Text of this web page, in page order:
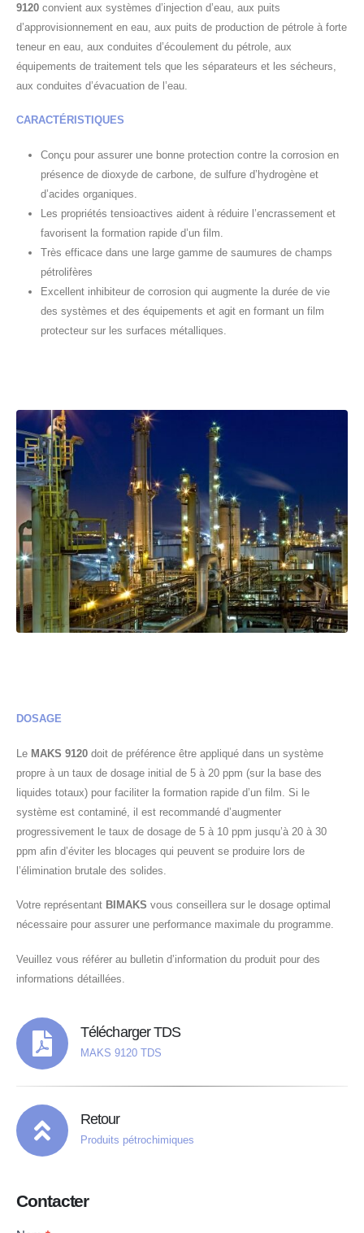
9120 convient aux systèmes d’injection d’eau, aux puits
d’approvisionnement en eau, aux puits de production de pétrole à forte
teneur en eau, aux conduites d’écoulement du pétrole, aux
équipements de traitement tels que les séparateurs et les sécheurs,
aux conduites d’évacuation de l’eau.
CARACTÉRISTIQUES
Conçu pour assurer une bonne protection contre la corrosion en
présence de dioxyde de carbone, de sulfure d’hydrogène et
d’acides organiques.
Les propriétés tensioactives aident à réduire l’encrassement et
favorisent la formation rapide d’un film.
Très efficace dans une large gamme de saumures de champs
pétrolifères
Excellent inhibiteur de corrosion qui augmente la durée de vie
des systèmes et des équipements et agit en formant un film
protecteur sur les surfaces métalliques.
DOSAGE
Le MAKS 9120 doit de préférence être appliqué dans un système
propre à un taux de dosage initial de 5 à 20 ppm (sur la base des
liquides totaux) pour faciliter la formation rapide d’un film. Si le
système est contaminé, il est recommandé d’augmenter
progressivement le taux de dosage de 5 à 10 ppm jusqu’à 20 à 30
ppm afin d’éviter les blocages qui peuvent se produire lors de
l’élimination brutale des solides.
Votre représentant BIMAKS vous conseillera sur le dosage optimal
nécessaire pour assurer une performance maximale du programme.
Veuillez vous référer au bulletin d’information du produit pour des
informations détaillées.
Télécharger TDS
MAKS 9120 TDS
Retour
Produits pétrochimiques
Contacter